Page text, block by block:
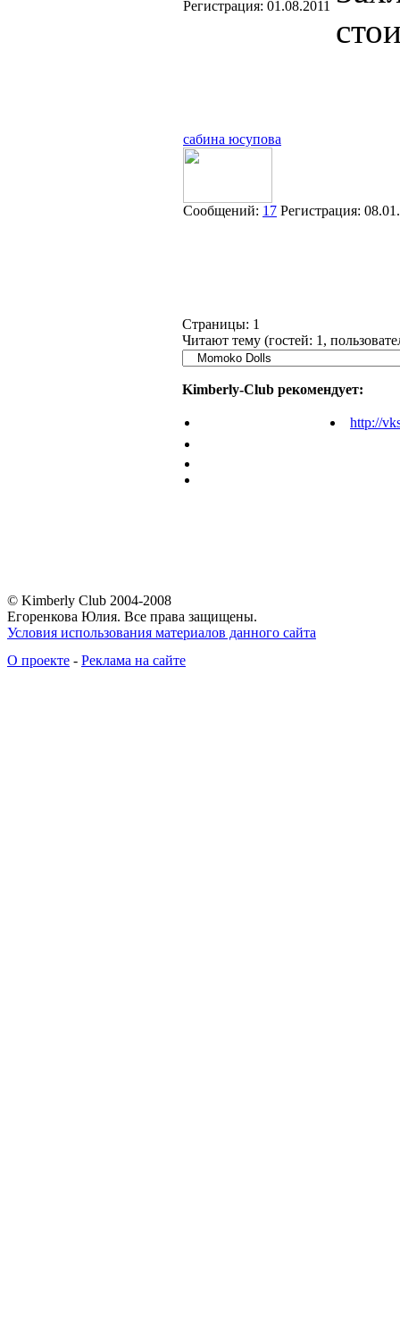
Регистрация: 01.08.2011
сабина юсупова
Сообщений: 17 Регистрация:
Страницы: 1
Читают тему (гостей: 1 ,
Kimberly-Club рекомендует:
http://
© Kimberly Club 2004-2008
Егоренкова Юлия. Все права защищены.
Условия использования материалов данного сайта
О проекте - Реклама на сайте